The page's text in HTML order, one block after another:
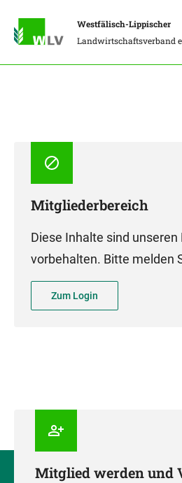
Westfälisch-Lippischer
Landwirtschaftsverband
Mitgliederbereich
Diese Inhalte sind
vorbehalten. Bitte melden
Zum Login
Mitglied werden und